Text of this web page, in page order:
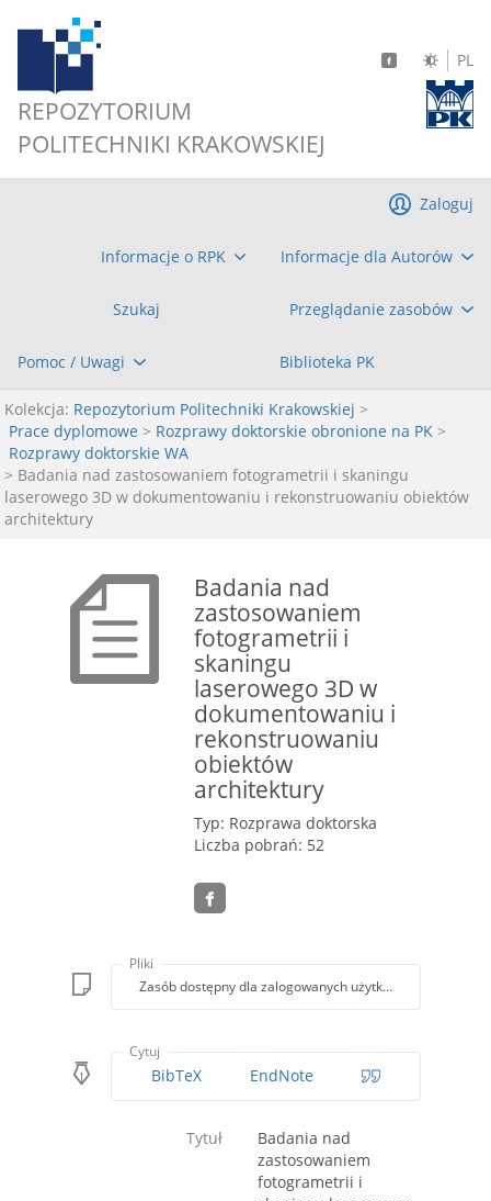
REPOZYTORIUM
POLITECHNIKI KRAKOWSKIEJ
PL
Informacje o RPK Informacje dla Autorów
Szukaj Przeglądanie zasobów
Pomoc / Uwagi Biblioteka PK
Zaloguj
Kolekcja: Repozytorium Politechniki Krakowskiej >
Prace dyplomowe > Rozprawy doktorskie obronione na PK >
Rozprawy doktorskie WA
> Badania nad zastosowaniem fotogrametrii i skaningu
laserowego 3D w dokumentowaniu i rekonstruowaniu obiektów
architektury
Badania nad
zastosowaniem
fotogrametrii i
skaningu
laserowego 3D w
dokumentowaniu i
rekonstruowaniu
obiektów
architektury
Typ: Rozprawa doktorska
Liczba pobrań: 52
Pliki
Zasób dostępny dla zalogowanych użytkowników lub z
Cytuj
BibTeX EndNote
Tytuł
Badania nad
zastosowaniem
fotogrametrii i